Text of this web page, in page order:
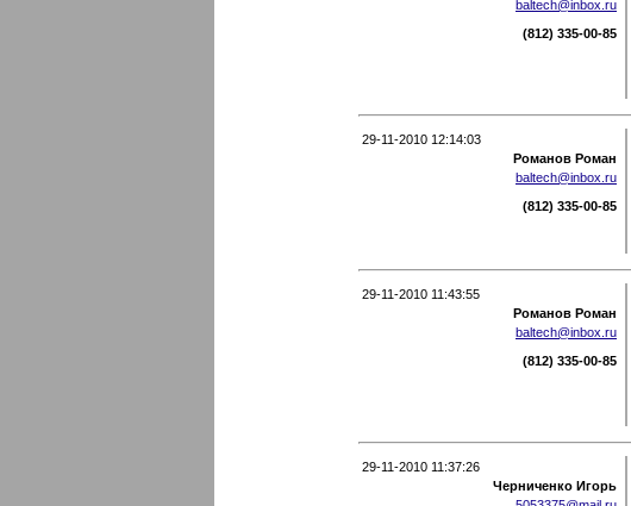
baltech@inbox.ru
(812) 335-00-85
29-11-2010 12:14:03
Романов Роман
baltech@inbox.ru
(812) 335-00-85
29-11-2010 11:43:55
Романов Роман
baltech@inbox.ru
(812) 335-00-85
29-11-2010 11:37:26
Черниченко Игорь